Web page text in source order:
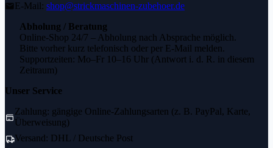
E-Mail: shop@strickmaschinen-zubehoer.de
Abholung / Beratung
Online-Shop 24/7 – Abholung nach Absprache möglich.
Bitte vorher kurz telefonisch oder per E-Mail melden.
Supportzeiten: Mo–Fr 10–16 Uhr (Antwort i. d. R. in diesem
Zeitraum)
Unser Service
Zahlung: gängige Online-Zahlungsarten (z. B. PayPal, Karte,
Überweisung)
Versand: DHL / Deutsche Post